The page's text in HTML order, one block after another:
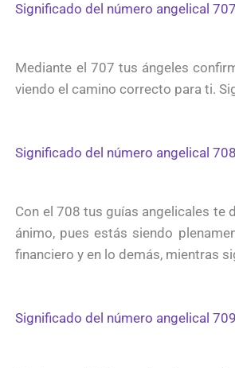
Significado del número angelical 707
Mediante el 707 tus ángeles
viendo el camino correcto para ti.
Significado del número angelical 708
Con el 708 tus guías angelicales te
ánimo, pues estás siendo
financiero y en lo demás, mientras
Significado del número angelical 709